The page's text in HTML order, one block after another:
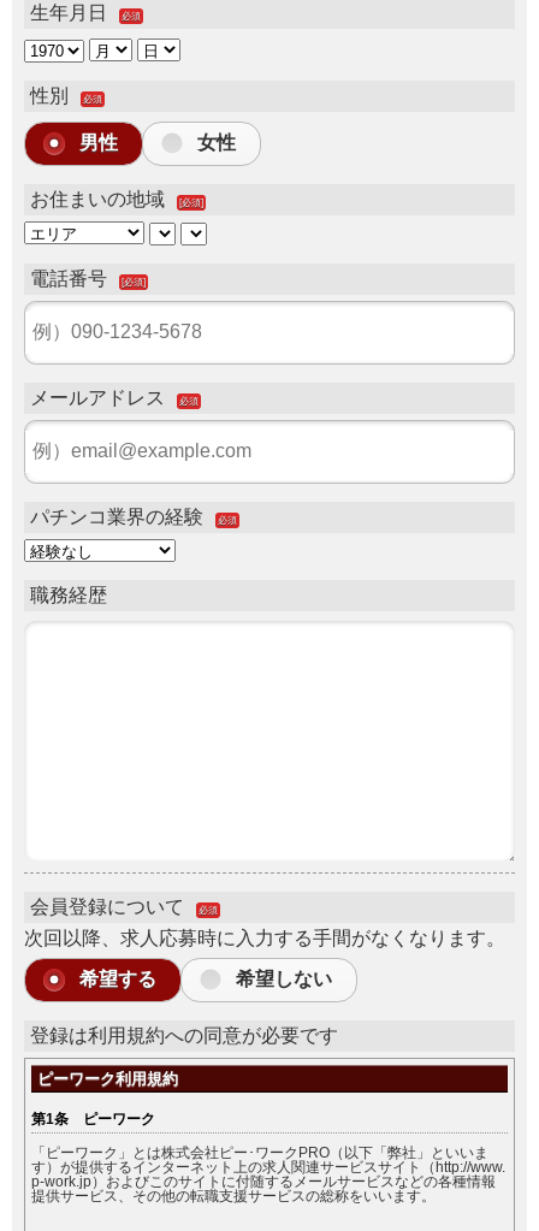
生年月日 必須
性別 必須
男性 女性
お住まいの地域 [必須]
電話番号 [必須]
メールアドレス 必須
パチンコ業界の経験 必須
職務経歴
会員登録について 必須
次回以降、求人応募時に入力する手間がなくなります。
希望する 希望しない
登録は利用規約への同意が必要です
ピーワーク利用規約
第1条 ピーワーク
「ピーワーク」とは株式会社ピー･ワークPRO（以下「弊社」といいま
す）が提供するインターネット上の求人関連サービスサイト（http://www.
p-work.jp）およびこのサイトに付随するメールサービスなどの各種情報
提供サービス、その他の転職支援サービスの総称をいいます。